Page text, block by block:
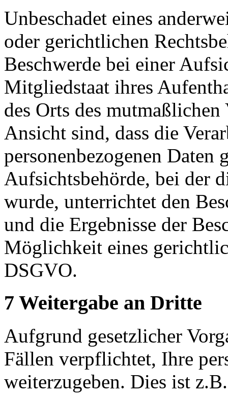
Unbeschadet eines
oder gerichtlichen
Beschwerde bei einer
Mitgliedstaat ihres
des Orts des
Ansicht sind, dass die
personenbezogenen
Aufsichtsbehörde, bei der
wurde, unterrichtet den
und die Ergebnisse der
Möglichkeit eines
DSGVO.
7 Weitergabe an Dritte
Aufgrund gesetzlicher
Fällen verpflichtet, Ihre
weiterzugeben. Dies ist